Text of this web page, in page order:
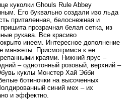
куколки Ghouls Rule Abbey
Его буквально создали изо льда
приталенная, белоснежная и
прозрачная белая сетка, из
рукава. Все красиво
инеем. Интересное дополнение
манжеты. Присмотримся к ее
краями. Нижний ярус –
– однотонный розовый, верхний –
куклы Монстер Хай Эбби
ботиночки на высоченных
синий мех – их
и эффектно.